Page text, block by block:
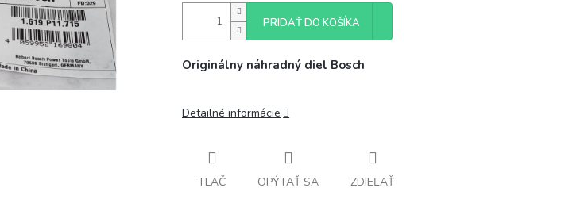
PRIDAŤ DO KOŠÍKA
Originálny náhradný diel Bosch
Detailné informácie
TLAČ OPÝTAŤ SA ZDIEĽAŤ